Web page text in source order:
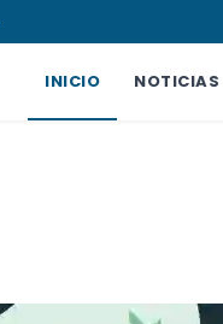
INICIO NOTICIAS